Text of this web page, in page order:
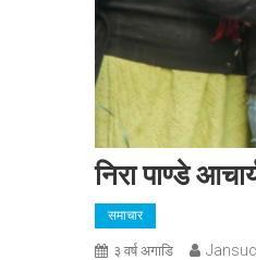
निरा पाण्डे
समाचार
३ वर्ष अगाडि